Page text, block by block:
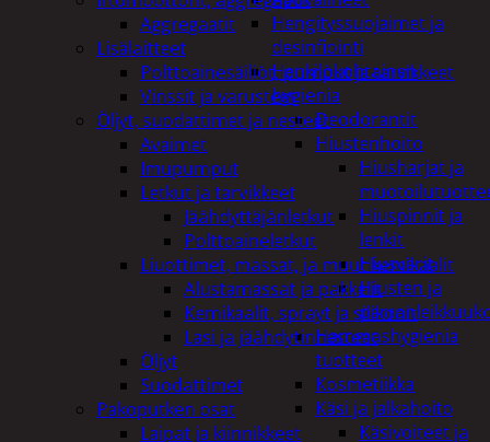
Hengityssuojaimet ja
desinfiointi
Henkilökohtainen
hygienia
Deodorantit
Hiustenhoito
Hiusharjat ja
Hiuspinnit ja
lenkit
Hiusvärit
Hiusten ja
Hammashygienia
tuotteet
Kosmetiikka
Käsi ja jalkahoito
Käsivoiteet ja
Aggregaatit
Lisälaitteet
Polttoainesäiliöt, pumput ja tarvikkeet
Vinssit ja varusteet
Öljyt, suodattimet ja nesteet
Avaimet
Imupumput
Letkut ja tarvikkeet
Jäähdyttäjänletkut
Polttoaineletkut
Liuottimet, massat, ja muut kemikaalit
Alustamassat ja pakkelit
Kemikaalit, sprayt ja silikonit
Lasi ja jäähdytinnesteet
Öljyt
Suodattimet
Pakoputken osat
Laipat ja kiinnikkeet